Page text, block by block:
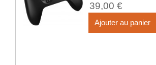
39,00 €
Ajouter au panier